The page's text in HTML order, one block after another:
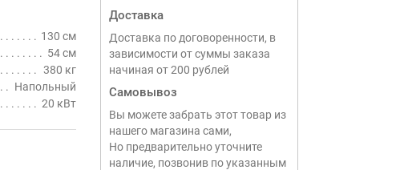
130 см
54 см
380 кг
Напольный
20 кВт
Доставка
Доставка по договоренности, в
зависимости от суммы заказа
начиная от 200 рублей
Самовывоз
Вы можете забрать этот товар из
нашего магазина сами,
Но предварительно уточните
наличие, позвонив по указанным